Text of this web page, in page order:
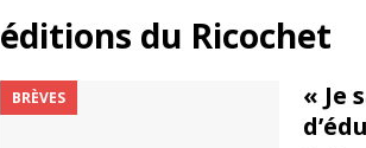
éditions du Ricochet
BRÈVES
« Je